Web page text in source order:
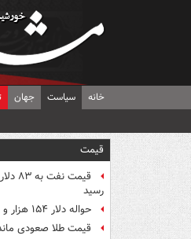
خانه سیاست جهان
قیمت
رسید
حواله دلار ۱۵۴ هزار و ۴۵۱ تومان شد
قیمت طلا صعودی